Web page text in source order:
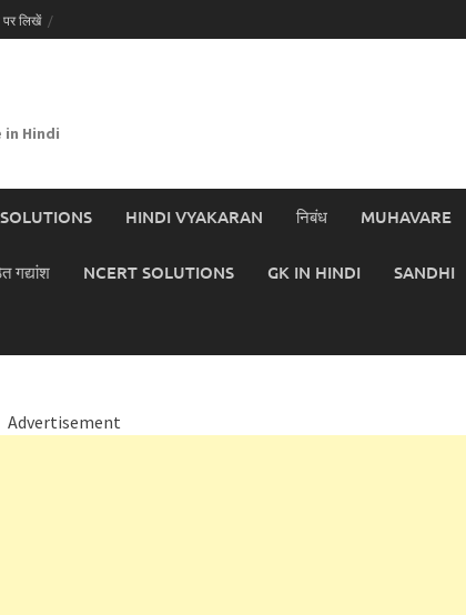
पर लिखें
in Hindi
HINDI VYAKARAN निबंध MUHAVARE
गद्यांश NCERT SOLUTIONS GK IN HINDI SANDHI
Advertisement